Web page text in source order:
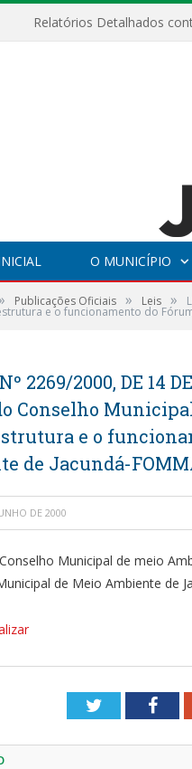
O MUNICÍPIO
Publicações Oficiais » Leis »
e o funcionamento do
2269/2000, DE 14
Conselho
e o
de Jacundá-
DE 2000
Municipal de meio
de Meio Ambiente de
Twitter